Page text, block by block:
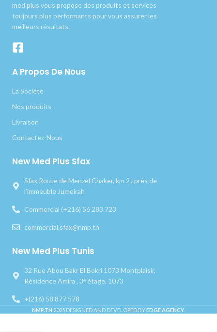
med plus vous propose des produits et services
toujours plus performants pour vous assurer les
meilleurs résultats.
A Propos De Nous
La Société
Nos produits
Livraison
Contactez-Nous
New Med Plus Sfax
Sfax Route de Menzel Chaker, km 2 , près de
l’immeuble Jumeirah
Commercial (+216) 56 283 723
commercial.sfax@nmp.tn
New Med Plus Tunis
32 Rue Abou Bakr El Bokri 1073 Montplaisir,
Résidence Amira , 3ᵉ étage, 1073
+(216) 58 877 578
NMP.TN 2025 DESIGNED AND DEVELOPED BYEDGE AGENCY